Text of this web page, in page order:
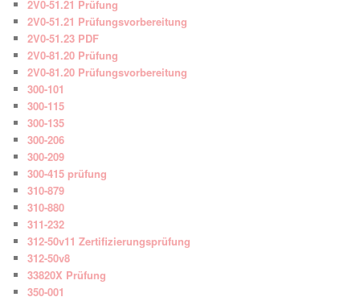
2V0-51.21 Prüfung
2V0-51.21 Prüfungsvorbereitung
2V0-51.23 PDF
2V0-81.20 Prüfung
2V0-81.20 Prüfungsvorbereitung
300-101
300-115
300-135
300-206
300-209
300-415 prüfung
310-879
310-880
311-232
312-50v11 Zertifizierungsprüfung
312-50v8
33820X Prüfung
350-001